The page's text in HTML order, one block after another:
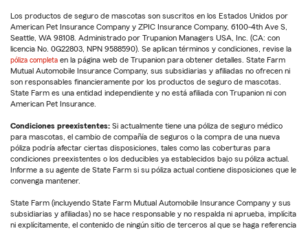
Los productos de seguro de mascotas son suscritos en los Estados Unidos por
American Pet Insurance Company y ZPIC Insurance Company, 6100-4th Ave S,
Seattle, WA 98108. Administrado por Trupanion Managers USA, Inc. (CA: con
licencia No. 0G22803, NPN 9588590). Se aplican términos y condiciones, revise la
póliza completa en la página web de Trupanion para obtener detalles. State Farm
Mutual Automobile Insurance Company, sus subsidiarias y afiliadas no ofrecen ni
son responsables financieramente por los productos de seguro de mascotas.
State Farm es una entidad independiente y no está afiliada con Trupanion ni con
American Pet Insurance.
Condiciones preexistentes: Si actualmente tiene una póliza de seguro médico
para mascotas, el cambio de compañía de seguros o la compra de una nueva
póliza podría afectar ciertas disposiciones, tales como las coberturas para
condiciones preexistentes o los deducibles ya establecidos bajo su póliza actual.
Informe a su agente de State Farm si su póliza actual contiene disposiciones que le
convenga mantener.
State Farm (incluyendo State Farm Mutual Automobile Insurance Company y sus
subsidiarias y afiliadas) no se hace responsable y no respalda ni aprueba, implícita
ni explícitamente, el contenido de ningún sitio de terceros al que se haga referencia